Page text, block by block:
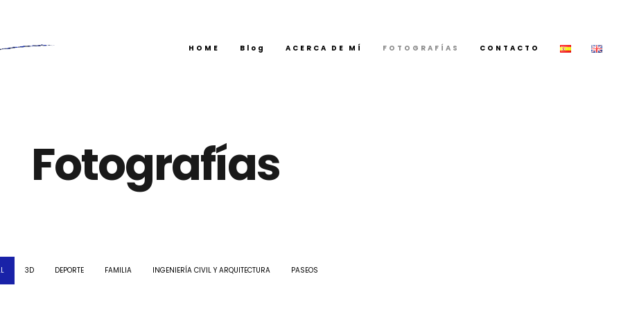
HOME Blog ACERCA DE MÍ FOTOGRAFÍAS CONTACTO
Fotografías
3D DEPORTE FAMILIA INGENIERÍA CIVIL Y ARQUITECTURA PASEOS